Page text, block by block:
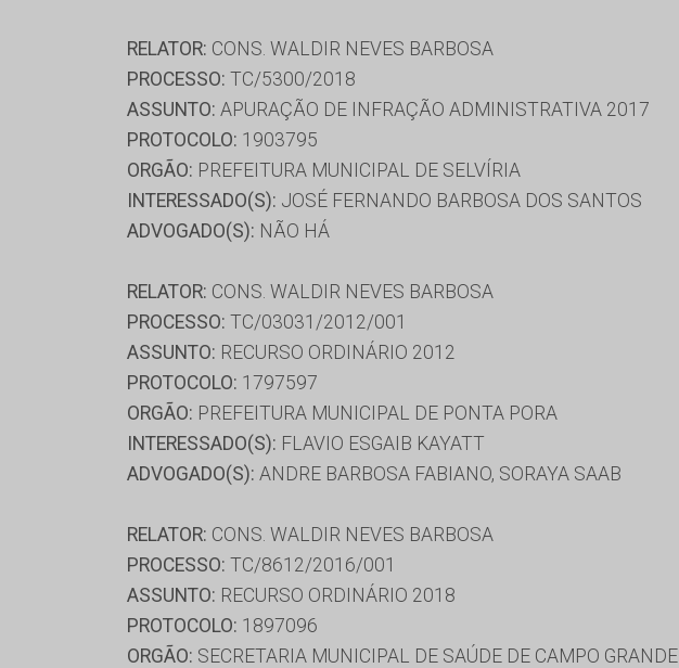
RELATOR: CONS. WALDIR NEVES BARBOSA
PROCESSO: TC/5300/2018
ASSUNTO: APURAÇÃO DE INFRAÇÃO ADMINISTRATIVA 2017
PROTOCOLO: 1903795
ORGÃO: PREFEITURA MUNICIPAL DE SELVÍRIA
INTERESSADO(S): JOSÉ FERNANDO BARBOSA DOS SANTOS
ADVOGADO(S): NÃO HÁ
RELATOR: CONS. WALDIR NEVES BARBOSA
PROCESSO: TC/03031/2012/001
ASSUNTO: RECURSO ORDINÁRIO 2012
PROTOCOLO: 1797597
ORGÃO: PREFEITURA MUNICIPAL DE PONTA PORA
INTERESSADO(S): FLAVIO ESGAIB KAYATT
ADVOGADO(S): ANDRE BARBOSA FABIANO, SORAYA SAAB
RELATOR: CONS. WALDIR NEVES BARBOSA
PROCESSO: TC/8612/2016/001
ASSUNTO: RECURSO ORDINÁRIO 2018
PROTOCOLO: 1897096
ORGÃO: SECRETARIA MUNICIPAL DE SAÚDE DE CAMPO GRANDE